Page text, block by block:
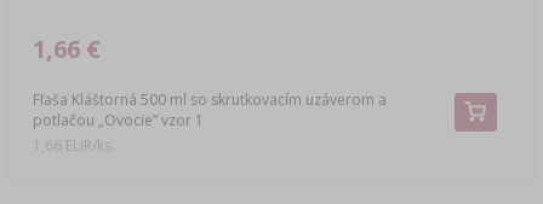
Fľaša Kláštorná 500 ml so skrutkovacím uzáverom a
potlačou „Ovocie” vzor 1
1,66 €
1,66 EUR/ks.